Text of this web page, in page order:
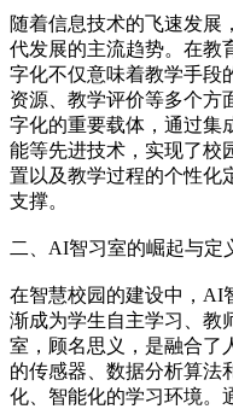
随着信息技术的飞速发展
代发展的主流趋势。在教
字化不仅意味着教学手段
资源、教学评价等多个方
字化的重要载体，通过集
能等先进技术，实现了校
置以及教学过程的个性化
支撑。
二、AI智习室的崛起与定
在智慧校园的建设中，AI
渐成为学生自主学习、教
室，顾名思义，是融合了
的传感器、数据分析算法
化、智能化的学习环境。